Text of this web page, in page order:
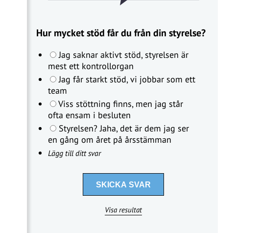
Hur mycket stöd får du från din styrelse?
Jag saknar aktivt stöd, styrelsen är
mest ett kontrollorgan
Jag får starkt stöd, vi jobbar som ett
team
Viss stöttning finns, men jag står
ofta ensam i besluten
Styrelsen? Jaha, det är dem jag ser
en gång om året på årsstämman
Lägg till ditt svar
Visa resultat